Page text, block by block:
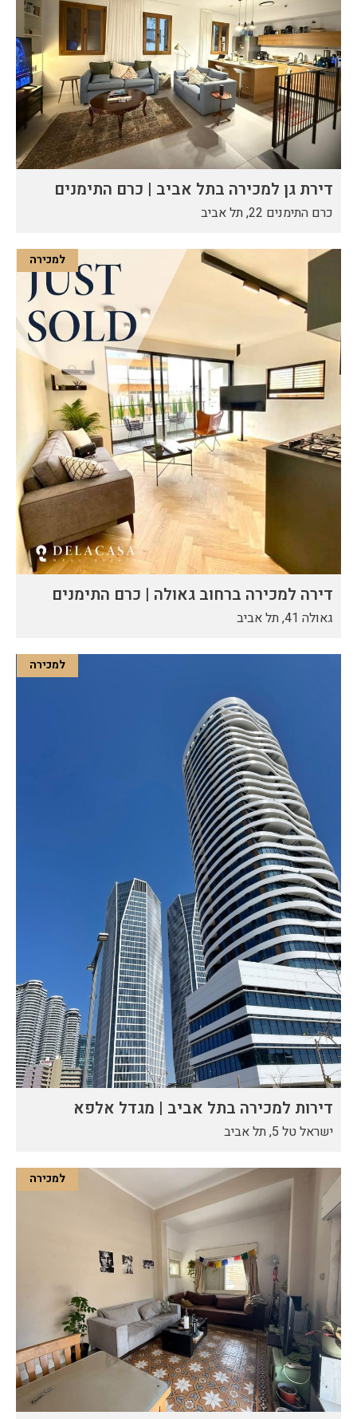
דירת גן למכירה בתל אביב | כרם התימנים
כרם התימנים 22, תל אביב
למכירה
דירה למכירה ברחוב גאולה | כרם התימנים
גאולה 41, תל אביב
למכירה
דירות למכירה בתל אביב | מגדל אלפא
ישראל טל 5, תל אביב
למכירה